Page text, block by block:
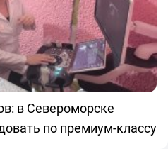
в Североморске
по премиум-классу